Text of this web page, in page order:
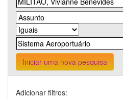
Iniciar uma nova pesquisa
Adicionar filtros: